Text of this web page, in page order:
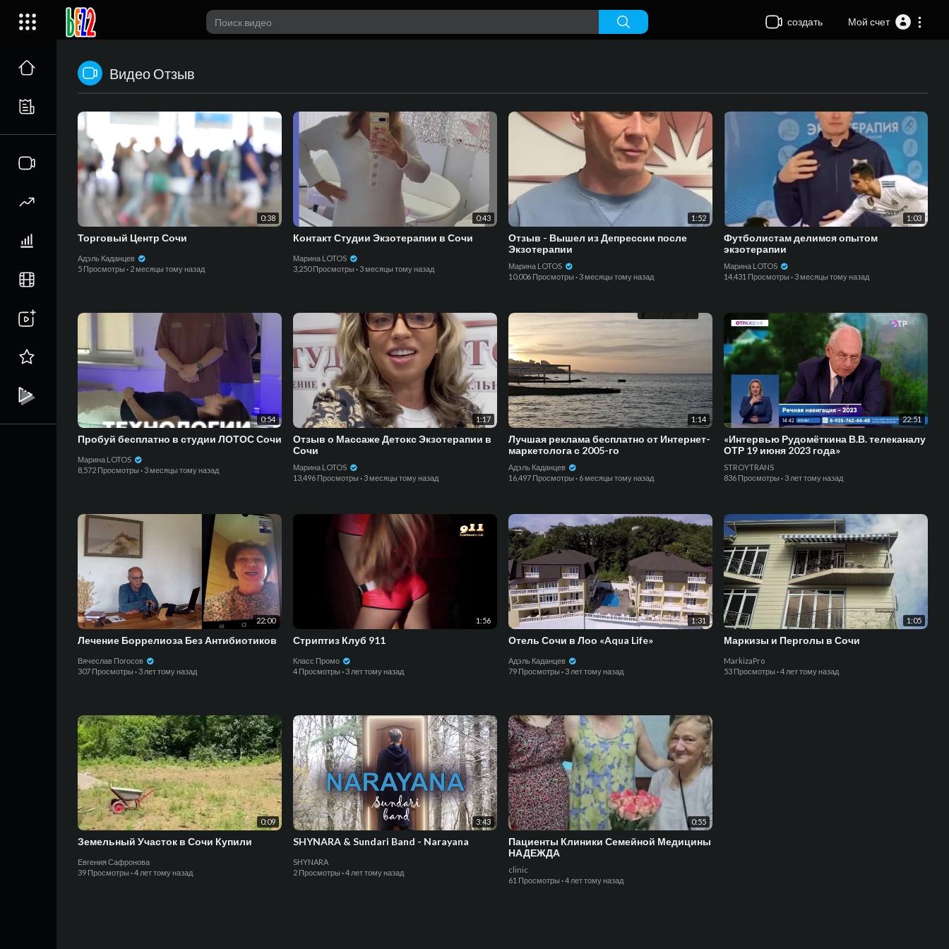
создать Мой счет
Видео Отзыв
0:38
Торговый Центр Сочи
Адэль Каданцев
5 Просмотры · 2 месяцы тому назад
0:43
Контакт Студии Экзотерапии в Сочи
Марина LOTOS
3,250 Просмотры · 3 месяцы тому назад
1:52
Отзыв - Вышел из Депрессии после
Экзотерапии
Марина LOTOS
10,006 Просмотры · 3 месяцы тому назад
1:03
Футболистам делимся опытом
экзотерапии
Марина LOTOS
14,431 Просмотры · 3 месяцы тому назад
0:54
Пробуй бесплатно в студии ЛОТОС Сочи
Марина LOTOS
8,572 Просмотры · 3 месяцы тому назад
1:17
Отзыв о Массаже Детокс Экзотерапии в
Сочи
Марина LOTOS
13,496 Просмотры · 3 месяцы тому назад
1:14
Лучшая реклама бесплатно от Интернет-
маркетолога с 2005-го
Адэль Каданцев
16,497 Просмотры · 6 месяцы тому назад
22:51
«Интервью Рудомёткина В.В. телеканалу
ОТР 19 июня 2023 года»
STROYTRANS
836 Просмотры · 3 лет тому назад
22:00
Лечение Боррелиоза Без Антибиотиков
Вячеслав Погосов
307 Просмотры · 3 лет тому назад
1:56
Стриптиз Клуб 911
Класс Промо
4 Просмотры · 3 лет тому назад
1:31
Отель Сочи в Лоо «Aqua Life»
Адэль Каданцев
79 Просмотры · 3 лет тому назад
1:05
Маркизы и Перголы в Сочи
MarkizaPro
53 Просмотры ·4 лет тому назад
0:09
Земельный Участок в Сочи Купили
Евгения Сафронова
39 Просмотры ·4 лет тому назад
3:43
SHYNARA & Sundari Band - Narayana
SHYNARA
2 Просмотры ·4 лет тому назад
0:55
Пациенты Клиники Семейной Медицины
НАДЕЖДА
clinic
61 Просмотры ·4 лет тому назад